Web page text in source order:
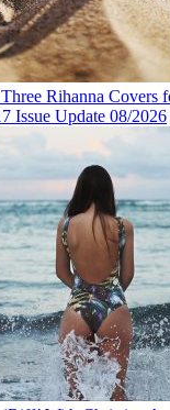
Rihanna Covers
Issue Update 08/2026